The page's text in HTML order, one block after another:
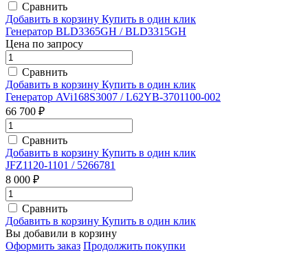
Сравнить
Добавить в корзину Купить в один клик
Генератор BLD3365GH / BLD3315GH
Цена по запросу
Сравнить
Добавить в корзину Купить в один клик
Генератор AVi168S3007 / L62YB-3701100-002
66 700 ₽
Сравнить
Добавить в корзину Купить в один клик
JFZ1120-1101 / 5266781
8 000 ₽
Сравнить
Добавить в корзину Купить в один клик
Вы добавили в корзину
Оформить заказ Продолжить покупки